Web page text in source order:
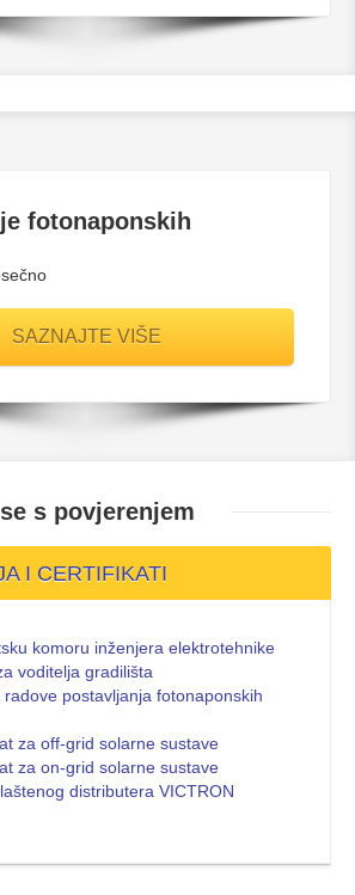
fotonaponskih
SAZNAJTE VIŠE
s povjerenjem
I CERTIFIKATI
komoru inženjera elektrotehnike
voditelja gradilišta
postavljanja fotonaponskih
za off-grid solarne sustave
za on-grid solarne sustave
distributera VICTRON